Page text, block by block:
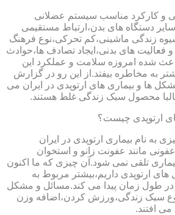
و کارکرد مناسب سیستم عضلانی
سایر دستگاه های بدن،ارتباط مستقیمی
شیوه زندگی ماشینی،کم تحرکی،نوع فرهنگ
های بدنی،ایجاد تصادف ها،حوادث
شده امروزه سلامت و عملکرد این
به مخاطره بیفتد.از این رو در گزارش
ها و بیماری های ارتوپدی در ایران می
غالبا محصول سبک زندگی غلط هستند.
ارتوپدی چیست؟
به نام بیماری ارتوپدی در ایران
مانند عفونت زانو و استخوان
بیماری تلقی نمی شود.آن چیزی که ما اکنون
های ارتوپدی داریم،بیشتر مربوط به
طول زمان پیدا می کند.مسائل و مشکل
سبک زندگی،ورزش کردن،اضافه وزن
می افتند.